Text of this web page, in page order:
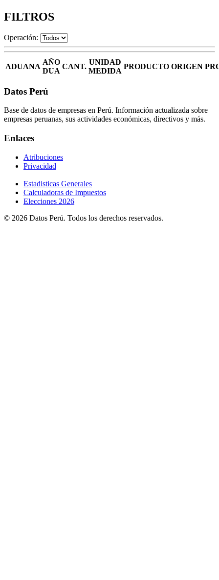
FILTROS
Operación:
ADUANA
AÑO
DUA
CANT.
UNIDAD
MEDIDA
PRODUCTO ORIGEN
Datos Perú
Base de datos de empresas en Perú. Información actualizada sobre
empresas peruanas, sus actividades económicas, directivos y más.
Enlaces
Atribuciones
Privacidad
Estadisticas Generales
Calculadoras de Impuestos
Elecciones 2026
© 2026 Datos Perú. Todos los derechos reservados.